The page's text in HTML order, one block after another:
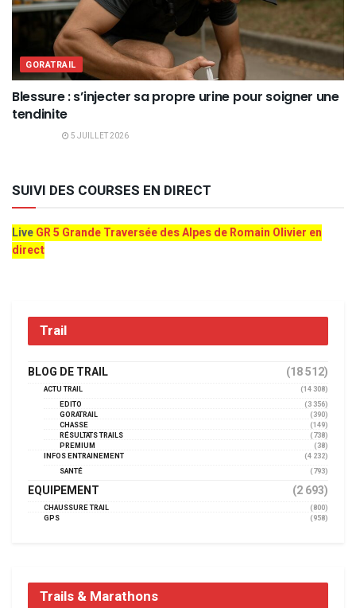
GORATRAIL
Blessure : s’injecter sa propre urine pour soigner une
tendinite
5 JUILLET 2026
SUIVI DES COURSES EN DIRECT
LiveGR 5 Grande Traversée des Alpes de Romain Olivier en
direct
Trail
BLOG DE TRAIL (18 512)
ACTU TRAIL
(14 308)
EDITO
(3 356)
GORATRAIL
(390)
CHASSE
(149)
RÉSULTATS TRAILS
(738)
PREMIUM
(38)
INFOS ENTRAINEMENT
(4 232)
SANTÉ
(793)
EQUIPEMENT (2 693)
CHAUSSURE TRAIL
(800)
GPS
(958)
Trails & Marathons